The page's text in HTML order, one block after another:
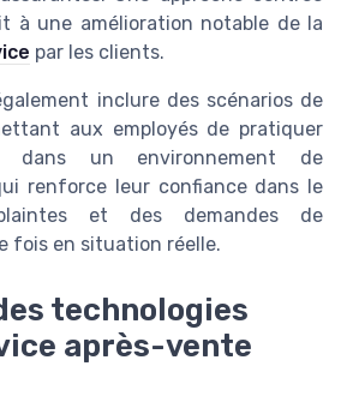
à une amélioration notable de la
par les clients.
inclure des scénarios de
aux employés de pratiquer
dans un environnement de
renforce leur confiance dans le
et des demandes de
fois en situation réelle.
technologies
après-vente